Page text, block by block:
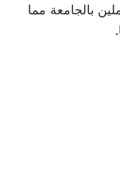
بالجامعة مما